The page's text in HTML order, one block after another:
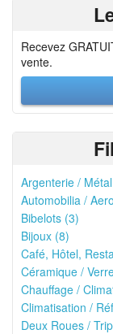
Recevez
vente.
Argenterie /
Automobilia /
Bibelots (3)
Bijoux (8)
Café, Hôtel,
Céramique /
Chauffage /
Climatisation /
Deux Roues /